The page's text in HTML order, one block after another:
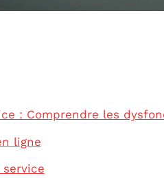
: Comprendre les
ligne